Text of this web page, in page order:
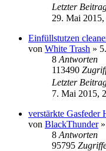
Letzter
29. Mai
Einfüllstutzen
von White Trash »
8 Antworten
113490
Letzter
7. Mai 2015,
verstärkte Gasfeder
von BlackThunder»
8 Antworten
95795